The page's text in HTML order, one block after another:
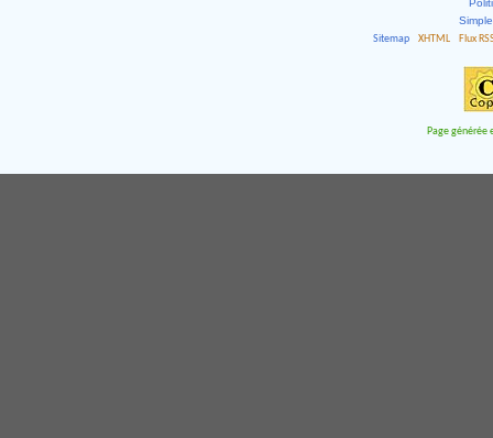
Sitemap
XHTML Flux
Page générée